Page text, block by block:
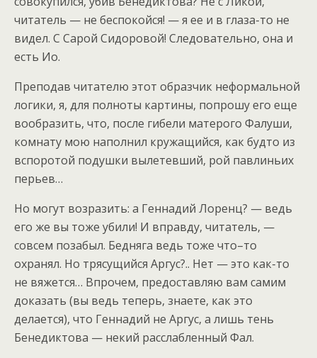
читатель — не беспокойся! — я ее и в глаза-то не
видел. С Сарой Сидоровой! Следовательно, она и
есть Ио.
Преподав читателю этот образчик неформальной
логики, я, для полноты картины, попрошу его еще
вообразить, что, после гибели матерого Фалуши,
комнату мою наполнил кружащийся, как будто из
вспоротой подушки вылетевший, рой павлиньих
перьев…
Но могут возразить: а Геннадий Лоренц? — ведь
его же вы тоже убили! И вправду, читатель, —
совсем позабыл. Бедняга ведь тоже что–то
охранял. Но трясущийся Аргус?.. Нет — это как-то
не вяжется… Впрочем, предоставляю вам самим
доказать (вы ведь теперь, знаете, как это
делается), что Геннадий не Аргус, а лишь тень
Бенедиктова — некий расслабленный Фал.